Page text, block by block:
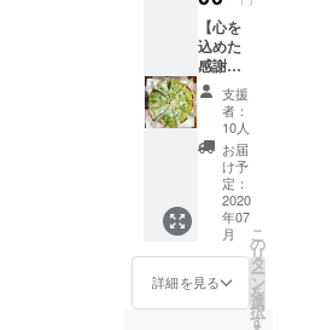
7月末ま
で
【心を
込めた
感謝の
手紙】
【お菓
子作り
体験1回
券】
《季節
のフ
ルーツ
タルト
作り》
1ホール
作り、
試食し
支援
者：
10人
お届
け予
定：
2020
年07
月
詳細を見る
こ
の
リ
タ
ー
ン
を
選
択
す